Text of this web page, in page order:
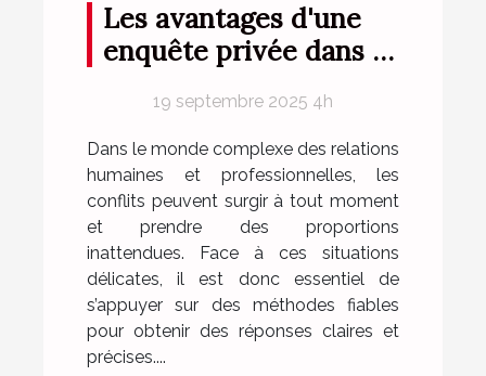
Les avantages d'une
enquête privée dans la
19 septembre 2025 4h
Dans le monde complexe des relations
humaines et professionnelles, les
conflits peuvent surgir à tout moment
et prendre des proportions
inattendues. Face à ces situations
délicates, il est donc essentiel de
s’appuyer sur des méthodes fiables
pour obtenir des réponses claires et
précises....